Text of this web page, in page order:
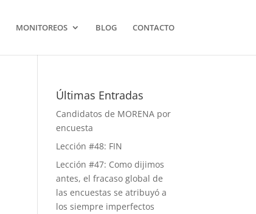
MONITOREOS BLOG CONTACTO
Últimas Entradas
Candidatos de MORENA por
encuesta
Lección #48: FIN
Lección #47: Como dijimos
antes, el fracaso global de
las encuestas se atribuyó a
los siempre imperfectos